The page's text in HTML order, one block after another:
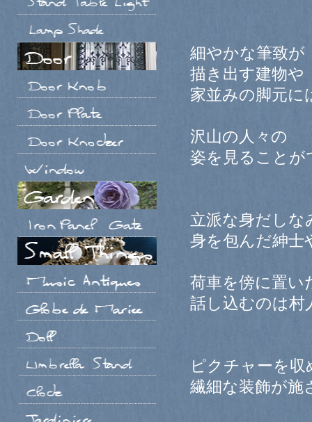
細やかな筆致が
描き出す建物や
家並みの脚元に
沢山の人々の
姿を見ることが
立派な身だしな
身を包んだ紳士
荷車を傍に置い
話し込むのは村
ピクチャーを
繊細な装飾が施